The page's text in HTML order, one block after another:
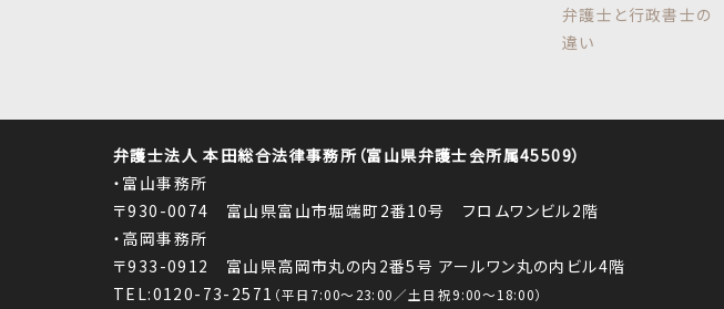
弁護士と行政書士の
違い
弁護士法人 本田総合法律事務所（富山県弁護士会所属45509）
・富山事務所
〒930-0074 富山県富山市堀端町2番10号 フロムワンビル2階
・高岡事務所
〒933-0912 富山県高岡市丸の内2番5号 アールワン丸の内ビル4階
TEL:0120-73-2571 （平日7:00～23:00／土日祝9:00～18:00）